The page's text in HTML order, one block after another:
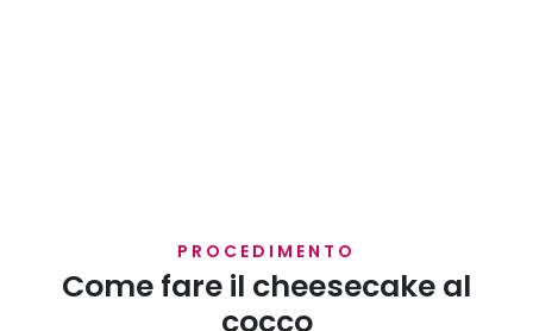
PROCEDIMENTO
Come fare il cheesecake al
cocco